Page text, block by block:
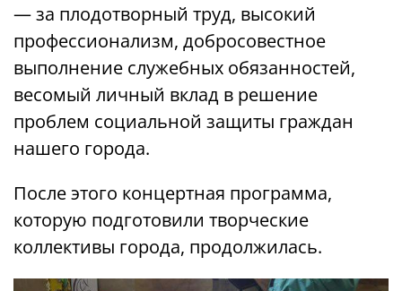
— за плодотворный труд, высокий
профессионализм, добросовестное
выполнение служебных обязанностей,
весомый личный вклад в решение
проблем социальной защиты граждан
нашего города.
После этого концертная программа,
которую подготовили творческие
коллективы города, продолжилась.